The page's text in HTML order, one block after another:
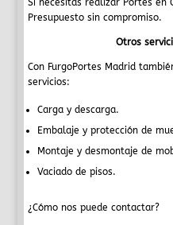
Si necesitas realizar Portes en
Presupuesto sin compromiso.
Otros
Con FurgoPortes Madrid
servicios:
Carga y descarga.
Embalaje y protección de
Montaje y desmontaje de
Vaciado de pisos.
¿Cómo nos puede contactar?